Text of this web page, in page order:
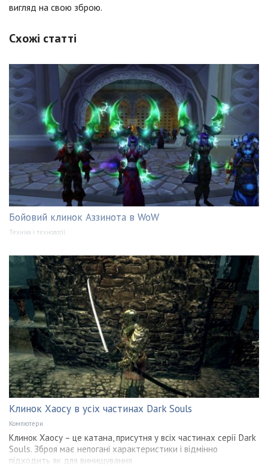
вигляд на свою зброю.
Схожі статті
Бойовий клинок Аззинота в WoW
Техніка і технології
Клинок Хаосу в усіх частинах Dark Souls
Компютери
Клинок Хаосу – це катана, присутня у всіх частинах серії Dark
Souls. Зброя має непогані характеристики і відмінно
підходить як для винищування